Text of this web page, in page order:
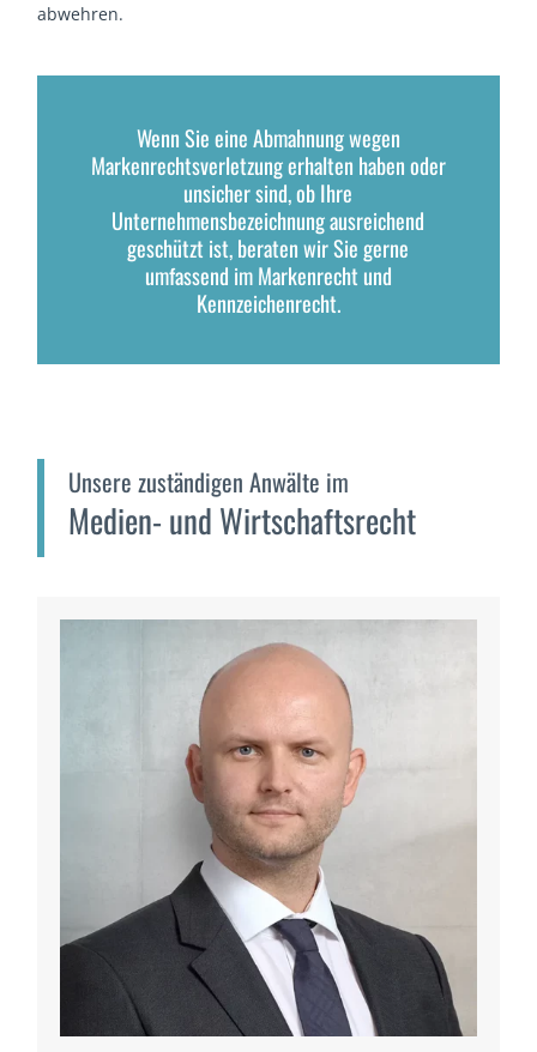
abwehren.
Wenn Sie eine Abmahnung wegen
Markenrechtsverletzung erhalten haben oder
unsicher sind, ob Ihre
Unternehmensbezeichnung ausreichend
geschützt ist, beraten wir Sie gerne
umfassend im Markenrecht und
Kennzeichenrecht.
Unsere zuständigen Anwälte im
Medien- und Wirtschaftsrecht